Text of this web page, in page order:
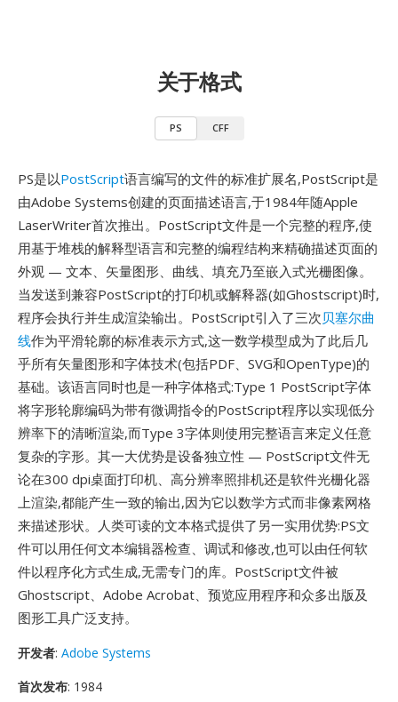
关于格式
PS CFF
PS是以PostScript语言编写的文件的标准扩展名,PostScript是
由Adobe Systems创建的页面描述语言,于1984年随Apple
LaserWriter首次推出。PostScript文件是一个完整的程序,使
用基于堆栈的解释型语言和完整的编程结构来精确描述页面的
外观 — 文本、矢量图形、曲线、填充乃至嵌入式光栅图像。
当发送到兼容PostScript的打印机或解释器(如Ghostscript)时,
程序会执行并生成渲染输出。PostScript引入了三次贝塞尔曲
线作为平滑轮廓的标准表示方式,这一数学模型成为了此后几
乎所有矢量图形和字体技术(包括PDF、SVG和OpenType)的
基础。该语言同时也是一种字体格式:Type 1 PostScript字体
将字形轮廓编码为带有微调指令的PostScript程序以实现低分
辨率下的清晰渲染,而Type 3字体则使用完整语言来定义任意
复杂的字形。其一大优势是设备独立性 — PostScript文件无
论在300 dpi桌面打印机、高分辨率照排机还是软件光栅化器
上渲染,都能产生一致的输出,因为它以数学方式而非像素网格
来描述形状。人类可读的文本格式提供了另一实用优势:PS文
件可以用任何文本编辑器检查、调试和修改,也可以由任何软
件以程序化方式生成,无需专门的库。PostScript文件被
Ghostscript、Adobe Acrobat、预览应用程序和众多出版及
图形工具广泛支持。
开发者: Adobe Systems
首次发布: 1984